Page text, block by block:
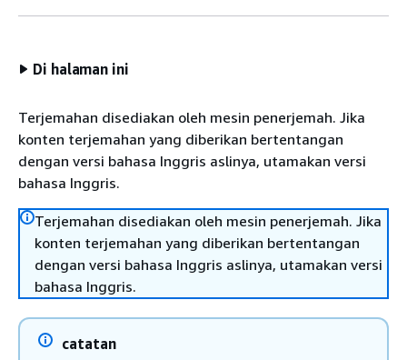
Di halaman ini
Terjemahan disediakan oleh mesin penerjemah. Jika
konten terjemahan yang diberikan bertentangan
dengan versi bahasa Inggris aslinya, utamakan versi
bahasa Inggris.
Terjemahan disediakan oleh mesin penerjemah. Jika
konten terjemahan yang diberikan bertentangan
dengan versi bahasa Inggris aslinya, utamakan versi
bahasa Inggris.
catatan